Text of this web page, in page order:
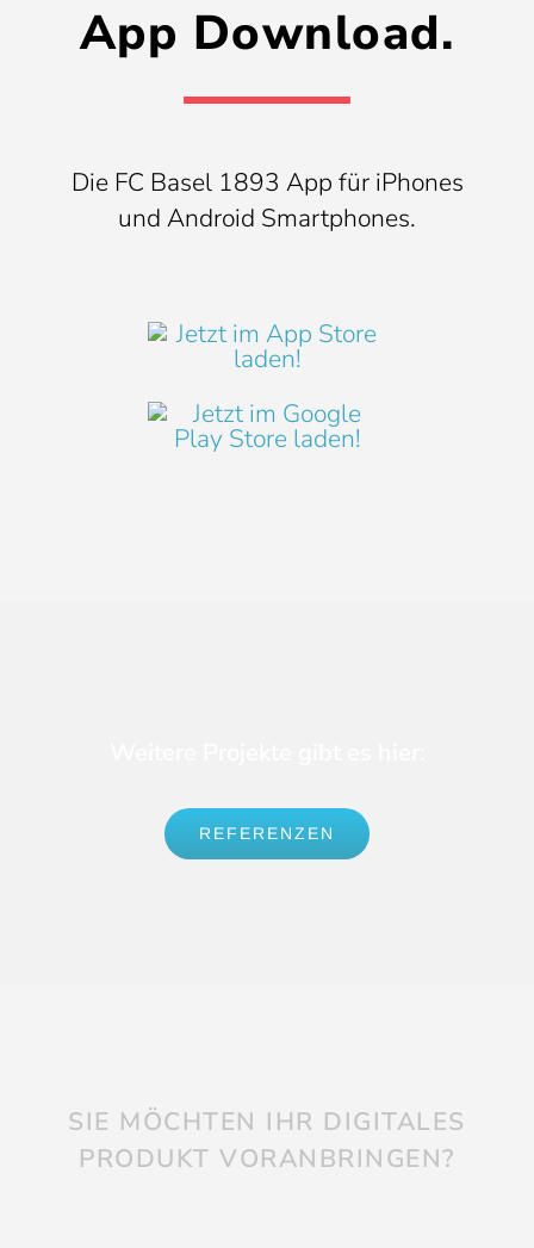
App Download.
Die FC Basel 1893 App für iPhones
und Android Smartphones.
REFERENZEN
SIE MÖCHTEN IHR DIGITALES
PRODUKT VORANBRINGEN?